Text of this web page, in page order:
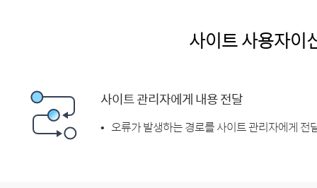
사이트 사용자이
사이트 관리자에게 내용 전달
오류가 발생하는 경로를 사이트 관리자에게 전